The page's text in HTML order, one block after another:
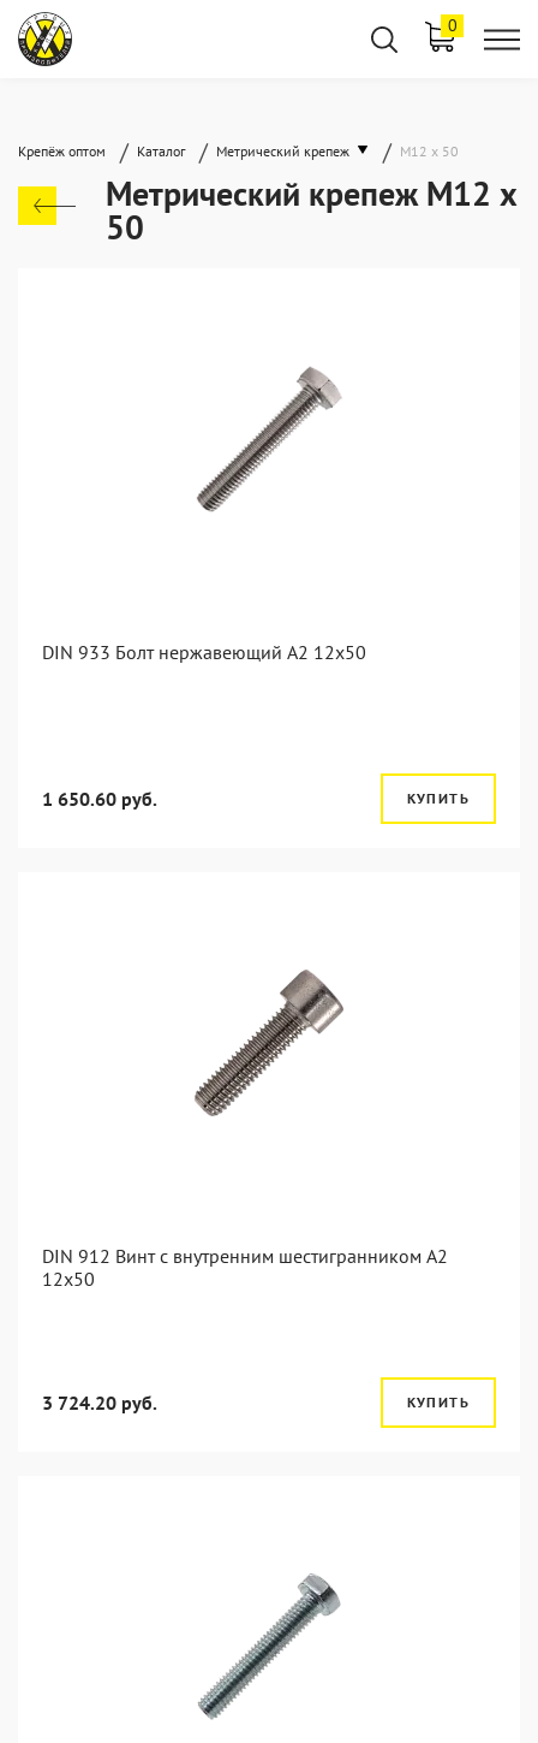
0
Крепёж оптом / Каталог / Метрический крепеж / М12 х 50
Метрический крепеж М12 х
50
DIN 933 Болт нержавеющий А2 12х50
1 650.60 руб. КУПИТЬ
DIN 912 Винт с внутренним шестигранником А2
12х50
3 724.20 руб. КУПИТЬ